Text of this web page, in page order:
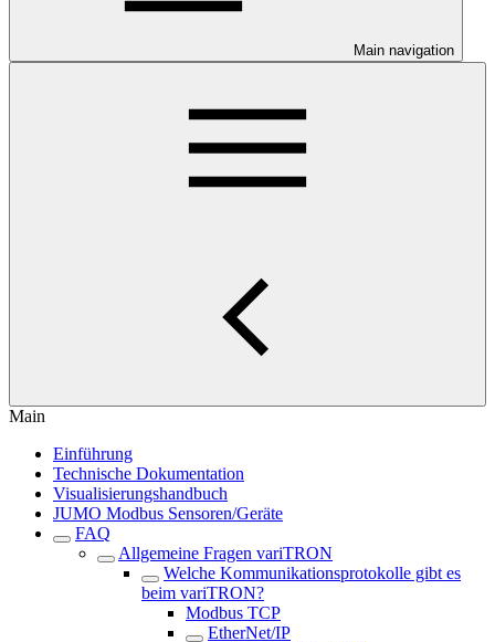
Main navigation
Main
Einführung
Technische Dokumentation
Visualisierungshandbuch
JUMO Modbus Sensoren/Geräte
FAQ
Allgemeine Fragen variTRON
Welche Kommunikationsprotokolle gibt es
beim variTRON?
Modbus TCP
EtherNet/IP